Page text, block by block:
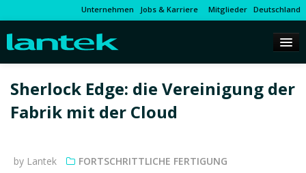
Unternehmen Jobs & Karriere Mitglieder Deutschland
Sherlock Edge: die Vereinigung der
Fabrik mit der Cloud
by Lantek FORTSCHRITTLICHE FERTIGUNG